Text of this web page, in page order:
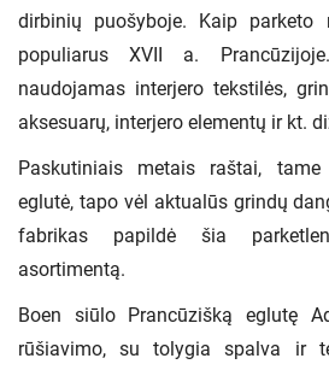
dirbinių puošyboje. Kaip
populiarus XVII a.
naudojamas interjero tekstilės,
aksesuarų, interjero elementų ir kt.
Paskutiniais metais raštai,
eglutė, tapo vėl aktualūs grindų
fabrikas papildė šia
asortimentą.
Boen siūlo Prancūzišką eglutę
rūšiavimo, su tolygia spalva ir